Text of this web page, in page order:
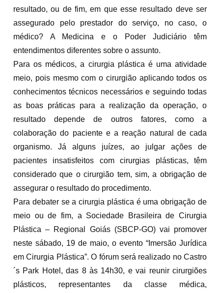
resultado, ou de fim, em que esse resultado deve ser
assegurado pelo prestador do serviço, no caso, o
médico? A Medicina e o Poder Judiciário têm
entendimentos diferentes sobre o assunto.
Para os médicos, a cirurgia plástica é uma atividade
meio, pois mesmo com o cirurgião aplicando todos os
conhecimentos técnicos necessários e seguindo todas
as boas práticas para a realização da operação, o
resultado depende de outros fatores, como a
colaboração do paciente e a reação natural de cada
organismo. Já alguns juízes, ao julgar ações de
pacientes insatisfeitos com cirurgias plásticas, têm
considerado que o cirurgião tem, sim, a obrigação de
assegurar o resultado do procedimento.
Para debater se a cirurgia plástica é uma obrigação de
meio ou de fim, a Sociedade Brasileira de Cirurgia
Plástica – Regional Goiás (SBCP-GO) vai promover
neste sábado, 19 de maio, o evento “Imersão Jurídica
em Cirurgia Plástica”. O fórum será realizado no Castro
´s Park Hotel, das 8 às 14h30, e vai reunir cirurgiões
plásticos, representantes da classe médica,